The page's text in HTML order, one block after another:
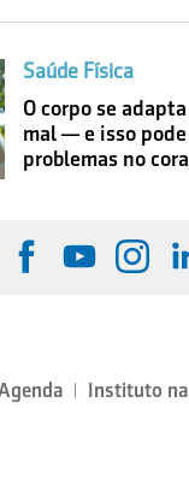
Saúde Física
O corpo se
mal — e isso
problemas no
Instituto